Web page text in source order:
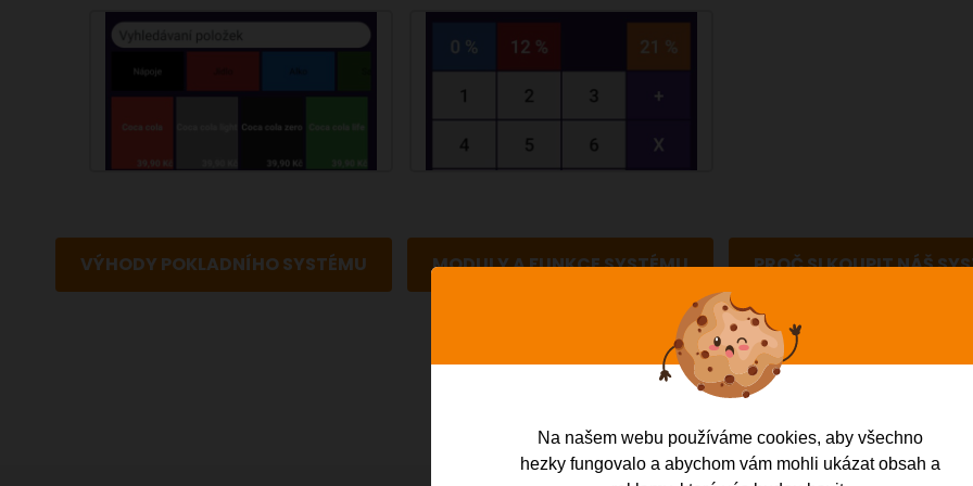
VÝHODY POKLADNÍHO SYSTÉMU MODULY A FUNKCE SYSTÉMU PROČ SI KOUPIT NÁŠ
PROČ POUŽÍVAT SYSTÉM AWIS?
Na našem webu používáme cookies, aby všechno
hezky fungovalo a abychom vám mohli ukázat obsah a